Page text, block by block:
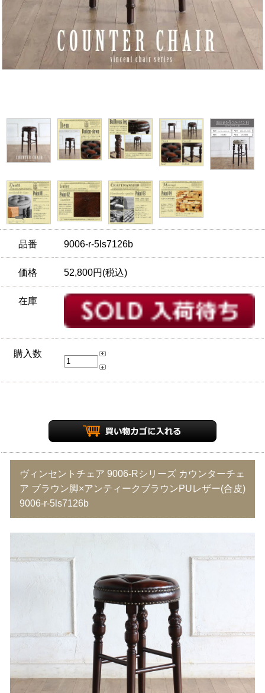
品番 9006-r-5ls7126b
価格 52,800円(税込)
在庫
購入数
ヴィンセントチェア 9006-Rシリーズ カウンターチェ
ア ブラウン脚×アンティークブラウンPUレザー(合皮)
9006-r-5ls7126b